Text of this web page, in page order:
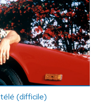
(difficile)